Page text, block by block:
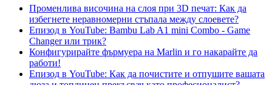
Променлива височина на слоя при 3D печат: Как да
избегнете неравномерни стъпала между слоевете?
Епизод в YouTube: Bambu Lab A1 mini Combo - Game
Changer или трик?
Конфигурирайте фърмуера на Marlin и го накарайте да
работи!
Епизод в YouTube: Как да почистите и отпушите вашата